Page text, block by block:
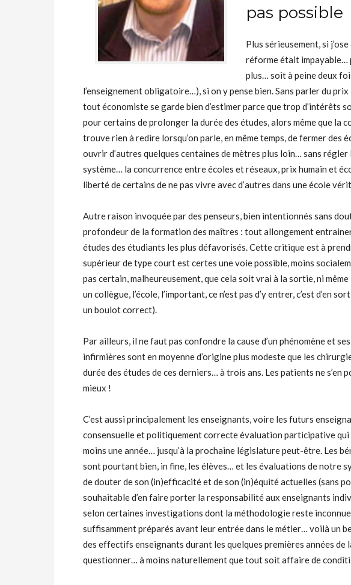
pas possible
Plus sérieusement, si
réforme était
plus… soit à peine deux
l’enseignement obligatoire…), si on y pense bien. Sans parler du
tout économiste se garde bien d’estimer parce que trop d’intérêts
pour certains de prolonger la durée des études, alors même que la
trouve rien à redire lorsqu’on parle, en même temps, de fermer des
ouvrir d’autres quelques centaines de mètres plus loin… sans
système… la concurrence entre écoles et réseaux, prix humain et
liberté de certains de ne pas vivre avec d’autres dans une école
Autre raison invoquée par des penseurs, bien intentionnés sans
profondeur de la formation des maîtres : tout allongement
études des étudiants les plus défavorisés. Cette critique est à
supérieur de type court est certes une voie possible, moins
pas certain, malheureusement, que cela soit vrai à la sortie, ni
un collègue, l’école, l’important, ce n’est pas d’y entrer, c’est d’en
un boulot correct).
Par ailleurs, il ne faut pas confondre la cause d’un phénomène et
infirmières sont en moyenne d’origine plus modeste que les
durée des études de ces derniers… à trois ans. Les patients ne
mieux !
C’est aussi principalement les enseignants, voire les futurs
consensuelle et politiquement correcte évaluation participative
moins une année… jusqu’à la prochaine législature peut-être. Les
sont pourtant bien, in fine, les élèves… et les évaluations de notre
de douter de son (in)efficacité et de son (in)équité actuelles (sans
souhaitable d’en faire porter la responsabilité aux enseignants
selon certaines investigations dont la méthodologie reste
suffisamment préparés avant leur entrée dans le métier… voilà un
des effectifs enseignants durant les quelques premières années de
questionner… à moins naturellement que tout soit affaire de